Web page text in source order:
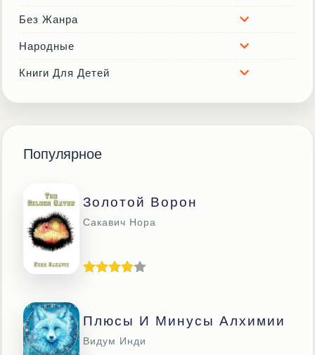
Без Жанра
Народные
Книги Для Детей
Популярное
Золотой Ворон
Сакавич Нора
Плюсы И Минусы Алхимии
Видум Инди